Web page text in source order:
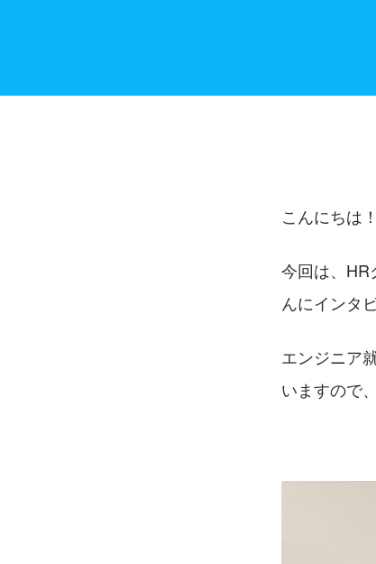
こんにちは
今回は、HR
んにインタ
エンジニア
いますので